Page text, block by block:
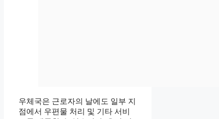
우체국은 근로자의 날에도 일부 지
점에서 우편물 처리 및 기타 서비